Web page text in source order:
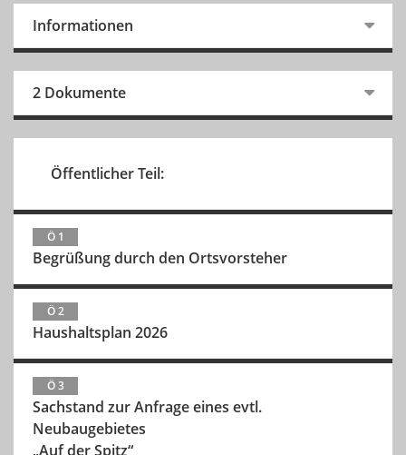
Informationen
2 Dokumente
Öffentlicher Teil:
Ö 1
Begrüßung durch den Ortsvorsteher
Ö 2
Haushaltsplan 2026
Ö 3
Sachstand zur Anfrage eines evtl.
Neubaugebietes
„Auf der Spitz“